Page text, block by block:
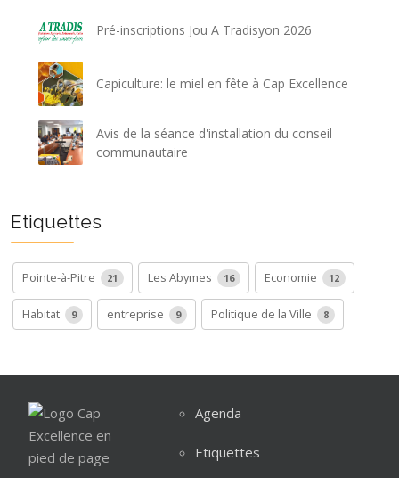
Pré-inscriptions Jou A Tradisyon 2026
Capiculture: le miel en fête à Cap Excellence
Avis de la séance d'installation du conseil
communautaire
Etiquettes
Pointe-à-Pitre 21 Les Abymes 16 Economie 12
Habitat 9 entreprise 9 Politique de la Ville 8
Agenda
Etiquettes